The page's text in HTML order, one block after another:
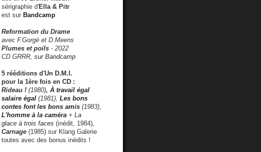
sérigraphie d'Ella & Pitr
est sur Bandcamp
Reformation du Drame
avec F.Gorgé et D.Meens
Plumes et poils - 2022
CD GRRR, sur Bandcamp
5 rééditions d'Un D.M.I.
pour la 1ère fois en CD :
Rideau ! (1980), À travail égal
salaire égal (1981), Les bons
contes font les bons amis (1983),
L'homme à la caméra + La
glace à trois faces (inédit, 1984),
Carnage (1985) sur Klang Galerie
toutes avec des bonus inédits !